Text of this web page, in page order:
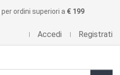
per ordini superiori a € 199
Accedi Registrati